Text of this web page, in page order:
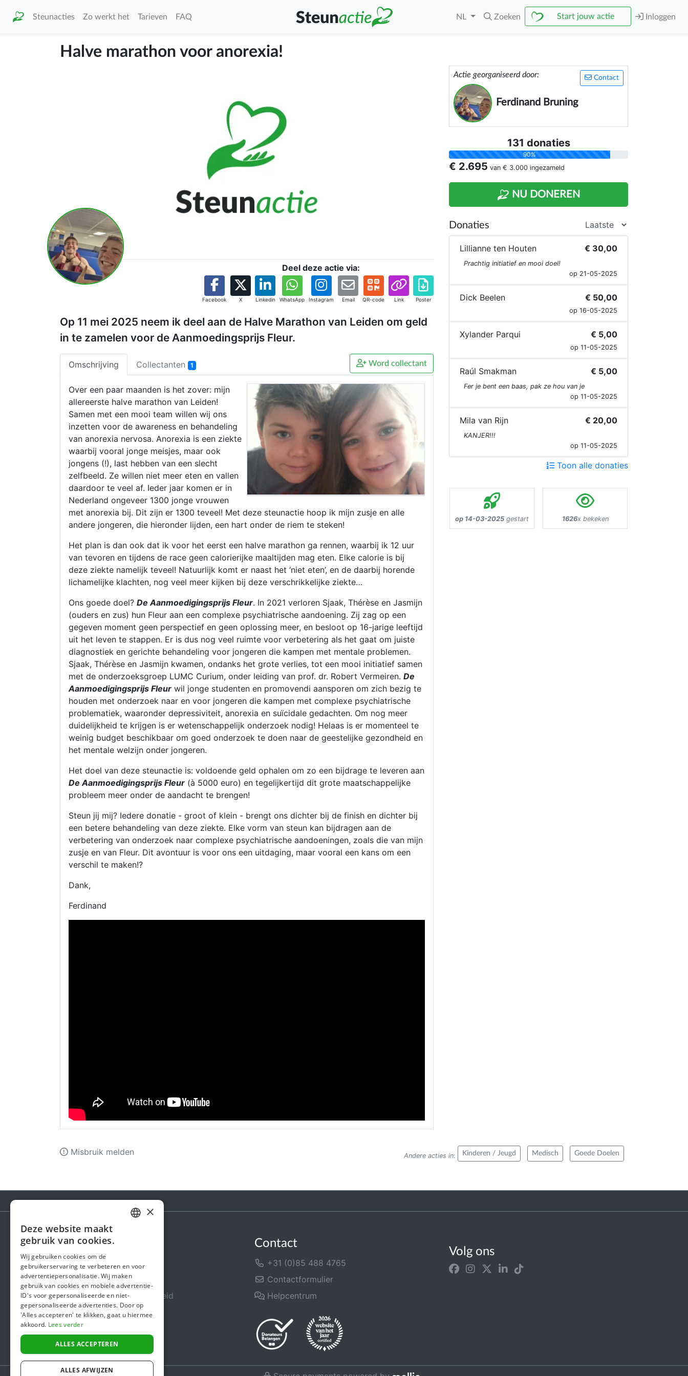
Steunacties Zo werkt het Tarieven FAQ NL Zoeken Start jouw actie Inloggen
Halve marathon voor anorexia!
Deel deze actie via:
Facebook X Linkedin WhatsApp Instagram Email QR-code Link Poster
Op 11 mei 2025 neem ik deel aan de Halve Marathon van Leiden om geld
in te zamelen voor de Aanmoedingsprijs Fleur.
Word collectant
Omschrijving Collectanten 1
Over een paar maanden is het zover: mijn
allereerste halve marathon van Leiden!
Samen met een mooi team willen wij ons
inzetten voor de awareness en behandeling
van anorexia nervosa. Anorexia is een ziekte
waarbij vooral jonge meisjes, maar ook
jongens (!), last hebben van een slecht
zelfbeeld. Ze willen niet meer eten en vallen
daardoor te veel af. Ieder jaar komen er in
Nederland ongeveer 1300 jonge vrouwen
met anorexia bij. Dit zijn er 1300 teveel! Met deze steunactie hoop ik mijn zusje en alle
andere jongeren, die hieronder lijden, een hart onder de riem te steken!
Het plan is dan ook dat ik voor het eerst een halve marathon ga rennen, waarbij ik 12 uur
van tevoren en tijdens de race geen calorierijke maaltijden mag eten. Elke calorie is bij
deze ziekte namelijk teveel! Natuurlijk komt er naast het ‘niet eten’, en de daarbij horende
lichamelijke klachten, nog veel meer kijken bij deze verschrikkelijke ziekte…
Ons goede doel? De Aanmoedigingsprijs Fleur. In 2021 verloren Sjaak, Thérèse en Jasmijn
(ouders en zus) hun Fleur aan een complexe psychiatrische aandoening. Zij zag op een
gegeven moment geen perspectief en geen oplossing meer, en besloot op 16-jarige leeftijd
uit het leven te stappen. Er is dus nog veel ruimte voor verbetering als het gaat om juiste
diagnostiek en gerichte behandeling voor jongeren die kampen met mentale problemen.
Sjaak, Thérèse en Jasmijn kwamen, ondanks het grote verlies, tot een mooi initiatief samen
met de onderzoeksgroep LUMC Curium, onder leiding van prof. dr. Robert Vermeiren. De
Aanmoedigingsprijs Fleur wil jonge studenten en promovendi aansporen om zich bezig te
houden met onderzoek naar en voor jongeren die kampen met complexe psychiatrische
problematiek, waaronder depressiviteit, anorexia en suïcidale gedachten. Om nog meer
duidelijkheid te krijgen is er wetenschappelijk onderzoek nodig! Helaas is er momenteel te
weinig budget beschikbaar om goed onderzoek te doen naar de geestelijke gezondheid en
het mentale welzijn onder jongeren.
Het doel van deze steunactie is: voldoende geld ophalen om zo een bijdrage te leveren aan
De Aanmoedigingsprijs Fleur (à 5000 euro) en tegelijkertijd dit grote maatschappelijke
probleem meer onder de aandacht te brengen!
Steun jij mij? Iedere donatie - groot of klein - brengt ons dichter bij de finish en dichter bij
een betere behandeling van deze ziekte. Elke vorm van steun kan bijdragen aan de
verbetering van onderzoek naar complexe psychiatrische aandoeningen, zoals die van mijn
zusje en van Fleur. Dit avontuur is voor ons een uitdaging, maar vooral een kans om een
verschil te maken!?
Dank,
Ferdinand
Contact
Actie georganiseerd door:
Ferdinand Bruning
131 donaties
90%
€ 2.695 van € 3.000 ingezameld
NU DONEREN
Donaties
Lillianne ten Houten € 30,00
Prachtig initiatief en mooi doel!
op 21-05-2025
Dick Beelen € 50,00
op 16-05-2025
Xylander Parqui € 5,00
op 11-05-2025
Raúl Smakman € 5,00
Fer je bent een baas, pak ze hou van je
op 11-05-2025
Mila van Rijn € 20,00
KANJER!!!
op 11-05-2025
Toon alle donaties
op 14-03-2025 gestart 1626x bekeken
Andere acties in: Kinderen / Jeugd Medisch Goede Doelen
Misbruik melden
Steunactie
Over ons
In de media
Veiligheid & Betrouwbaarheid
Algemene voorwaarden
Privacybeleid
Cookiebeleid
Contact
+31 (0)85 488 4765
Contactformulier
Helpcentrum
Volg ons
ENGLISH
×
Deze website maakt
gebruik van cookies.
Wij gebruiken cookies om de
gebruikerservaring te verbeteren en voor
advertentiepersonalisatie. Wij maken
gebruik van cookies en mobiele advertentie-
ID's voor gepersonaliseerde en niet-
gepersonaliseerde advertenties. Door op
'Alles accepteren' te klikken, gaat u hiermee
akkoord. Lees verder
ALLES ACCEPTEREN
ALLES AFWIJZEN